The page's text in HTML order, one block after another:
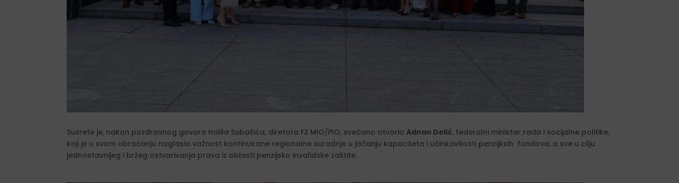
Susrete je, nakon pozdravnog govora Halila Subašića, diretora FZ MIO/PIO, svečano otvorio Adnan Delić, federalni ministar rada i socijalne politike,
koji je u svom obraćanju naglasio važnost kontinuirane regionalne suradnje u jačanju kapaciteta i učinkovitosti penzijksih fondova, a sve u cilju
jednostavnijeg i bržeg ostvarivanja prava iz oblasti penzijsko invalidske zaštite.